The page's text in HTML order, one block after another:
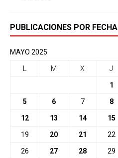
PUBLICACIONES POR FECHA
MAYO 2025
M X J
1
5 6 7 8
12 13 14 15
19 20 21 22
26 27 28 29